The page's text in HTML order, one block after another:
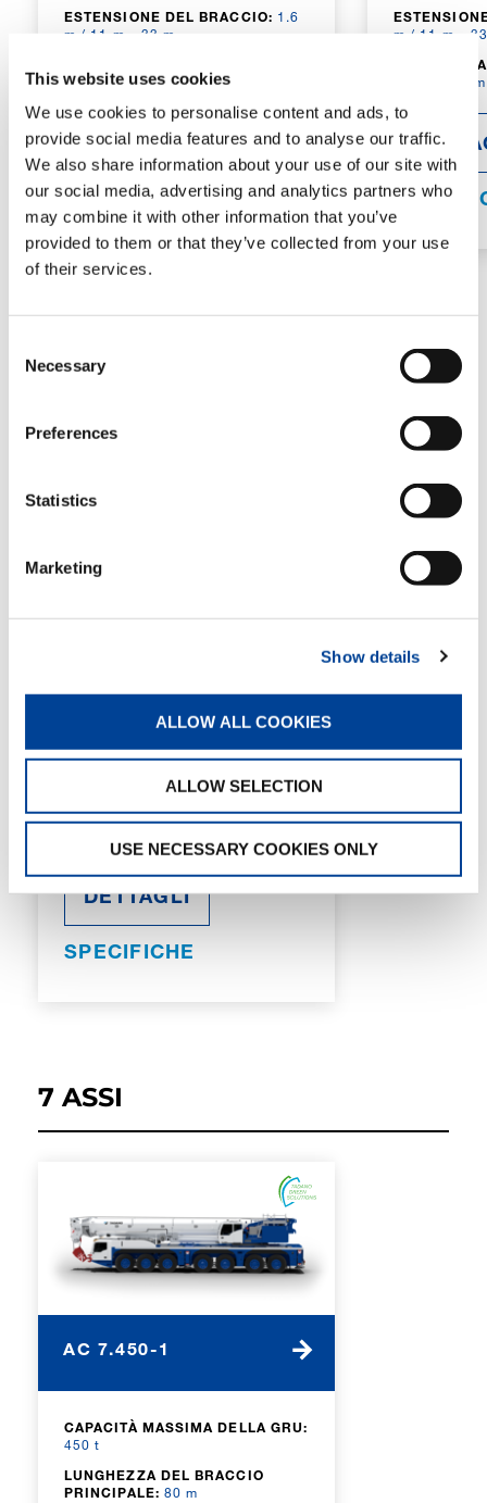
This website uses cookies
We use cookies to personalise content and ads, to
provide social media features and to analyse our traffic.
We also share information about your use of our site with
our social media, advertising and analytics partners who
may combine it with other information that you’ve
provided to them or that they’ve collected from your use
of their services.
Selection
Necessary
Preferences
Statistics
Marketing
Show details
ALLOW ALL COOKIES
ALLOW SELECTION
USE NECESSARY COOKIES ONLY
ESTENSIONE DEL BRACCIO: 1.6
m / 11 m – 33 m
PUNTA:89 m
DETTAGLI
SPECIFICHE
m / 11 m –
ALTEZZA
97 m
300 t
LUNGHEZZA DEL BRACCIO
m / 4.6 m / 11 m – 63 m
ALTEZZA MASSIMA DELLA
DETTAGLI
SPECIFICHE
7 ASSI
AC 7.450-1
CAPACITÀ MASSIMA DELLA GRU:
450 t
LUNGHEZZA DEL BRACCIO
PRINCIPALE: 80 m